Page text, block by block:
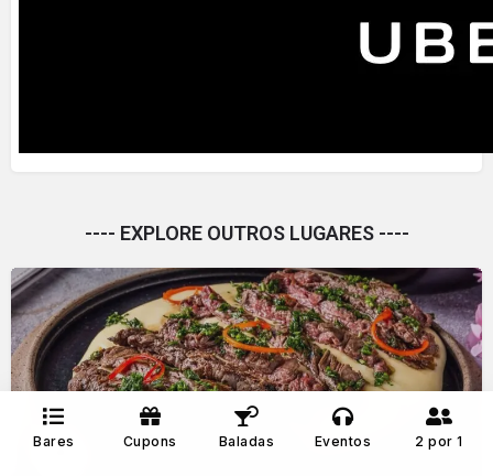
---- EXPLORE OUTROS LUGARES ----
Praça Santa Paula
Bares Cupons Baladas Eventos 2 por 1